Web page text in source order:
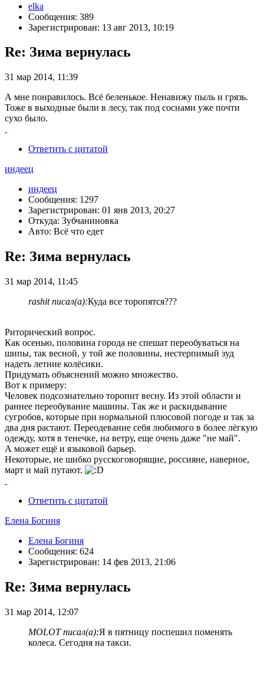
elka
Сообщения: 389
Зарегистрирован: 13 авг 2013, 10:19
Re: Зима вернулась
31 мар 2014, 11:39
А мне понравилось. Всё беленькое. Ненавижу пыль и грязь.
Тоже в выходные были в лесу, так под соснами уже почти
сухо было.
Ответить с цитатой
индеец
индеец
Сообщения: 1297
Зарегистрирован: 01 янв 2013, 20:27
Откуда: Зубчаниновка
Авто: Всё что едет
Re: Зима вернулась
31 мар 2014, 11:45
rashit писал(а):Куда все торопятся???
Риторический вопрос.
Как осенью, половина города не спешат переобуваться на
шипы, так весной, у той же половины, нестерпимый зуд
надеть летние колёсики.
Придумать объяснений можно множество.
Вот к примеру:
Человек подсознательно торопит весну. Из этой области и
раннее переобувание машины. Так же и раскидывание
сугробов, которые при нормальной плюсовой погоде и так за
два дня растают. Переодевание себя любимого в более лёгкую
одежду, хотя в тенечке, на ветру, еще очень даже "не май".
А может ещё и языковой барьер.
Некоторые, не шибко русскоговорящие, россияне, наверное,
март и май путают.
Ответить с цитатой
Елена Богиня
Елена Богиня
Сообщения: 624
Зарегистрирован: 14 фев 2013, 21:06
Re: Зима вернулась
31 мар 2014, 12:07
MOLOT писал(а):Я в пятницу поспешил поменять
колеса. Сегодня на такси.